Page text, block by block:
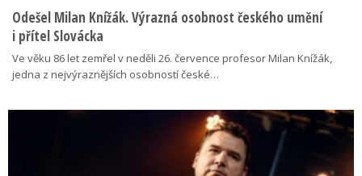
Odešel Milan Knížák. Výrazná osobnost českého umění
i přítel Slovácka
Ve věku 86 let zemřel v neděli 26. července profesor Milan Knížák,
jedna z nejvýraznějších osobností české…